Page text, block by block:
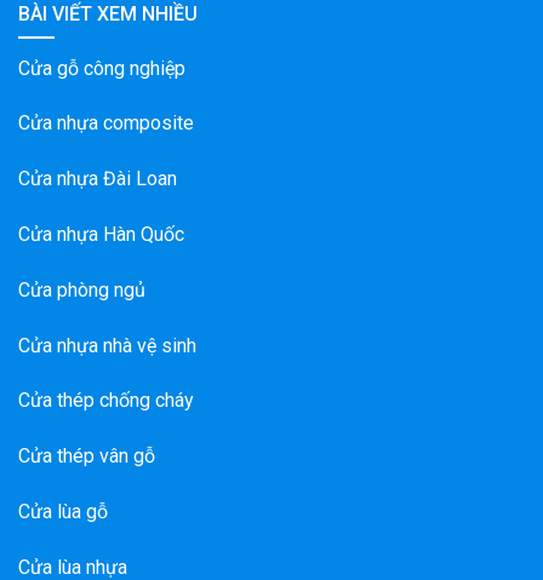
BÀI VIẾT XEM NHIỀU
Cửa gỗ công nghiệp
Cửa nhựa composite
Cửa nhựa Đài Loan
Cửa nhựa Hàn Quốc
Cửa phòng ngủ
Cửa nhựa nhà vệ sinh
Cửa thép chống cháy
Cửa thép vân gỗ
Cửa lùa gỗ
Cửa lùa nhựa